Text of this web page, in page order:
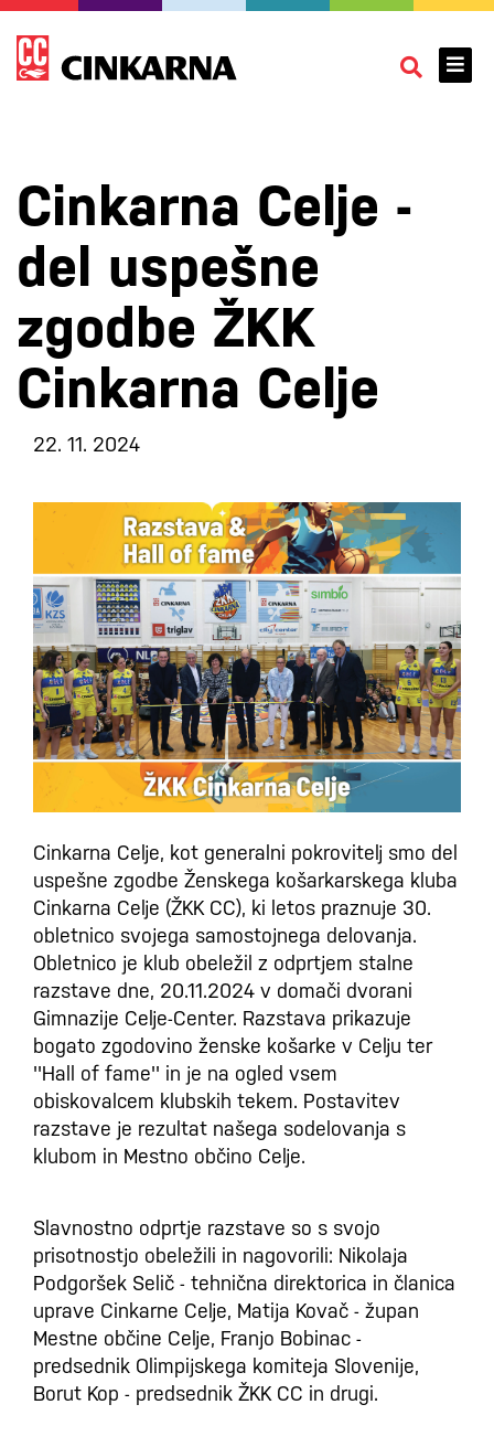
Cinkarna Celje -
del uspešne
zgodbe ŽKK
Cinkarna Celje
22. 11. 2024
Cinkarna Celje, kot generalni pokrovitelj smo del
uspešne zgodbe Ženskega košarkarskega kluba
Cinkarna Celje (ŽKK CC), ki letos praznuje 30.
obletnico svojega samostojnega delovanja.
Obletnico je klub obeležil z odprtjem stalne
razstave dne, 20.11.2024 v domači dvorani
Gimnazije Celje-Center. Razstava prikazuje
bogato zgodovino ženske košarke v Celju ter
''Hall of fame'' in je na ogled vsem
obiskovalcem klubskih tekem. Postavitev
razstave je rezultat našega sodelovanja s
klubom in Mestno občino Celje.
Slavnostno odprtje razstave so s svojo
prisotnostjo obeležili in nagovorili: Nikolaja
Podgoršek Selič - tehnična direktorica in članica
uprave Cinkarne Celje, Matija Kovač - župan
Mestne občine Celje, Franjo Bobinac -
predsednik Olimpijskega komiteja Slovenije,
Borut Kop - predsednik ŽKK CC in drugi.